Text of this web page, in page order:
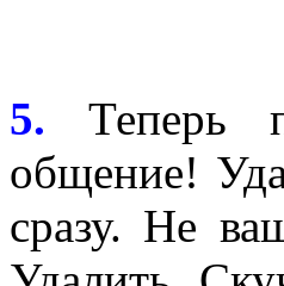
5.
Теперь
общение!
сразу. Не